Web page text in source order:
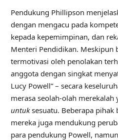
Pendukung Phillipson
dengan mengacu pada
kepada kepemimpinan, dan
Menteri Pendidikan. Meskipun
termotivasi oleh penolakan
anggota dengan singkat
Lucy Powell” – secara
merasa seolah-olah
untuksesuatu. Beberapa pihak
mereka juga mendukung
para pendukung Powell,